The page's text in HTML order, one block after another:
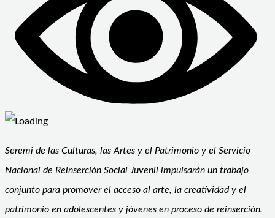
Seremi de las Culturas, las Artes y el Patrimonio y el Servicio
Nacional de Reinserción Social Juvenil impulsarán un trabajo
conjunto para promover el acceso al arte, la creatividad y el
patrimonio en adolescentes y jóvenes en proceso de reinserción.